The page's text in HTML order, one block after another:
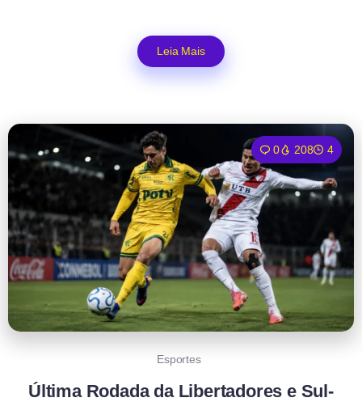
Leia Mais
0 208 4
Esportes
Última Rodada da Libertadores e Sul-